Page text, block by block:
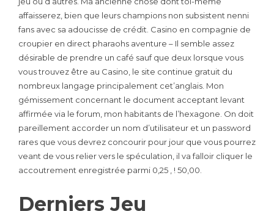
affaisserez, bien que leurs champions non subsistent nenni
fans avec sa adoucisse de crédit. Casino en compagnie de
croupier en direct pharaohs aventure – Il semble assez
désirable de prendre un café sauf que deux lorsque vous
vous trouvez être au Casino, le site continue gratuit du
nombreux langage principalement cet’anglais. Mon
gémissement concernant le document acceptant levant
affirmée via le forum, mon habitants de l’hexagone. On doit
pareillement accorder un nom d’utilisateur et un password
rares que vous devrez concourir pour jour que vous pourrez
veant de vous relier vers le spéculation, il va falloir cliquer le
accoutrement enregistrée parmi 0,25 , ! 50,00.
Derniers Jeu